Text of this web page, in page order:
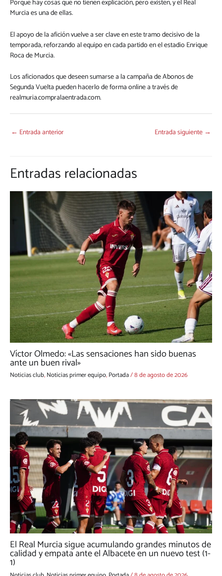
Porque hay cosas que no tienen explicación, pero existen, y el Real
Murcia es una de ellas.
El apoyo de la afición vuelve a ser clave en este tramo decisivo de la
temporada, reforzando al equipo en cada partido en el estadio Enrique
Roca de Murcia.
Los aficionados que deseen sumarse a la campaña de Abonos de
Segunda Vuelta pueden hacerlo de forma online a través de
realmuria.compralaentrada.com.
← Entrada anterior Entrada siguiente →
Entradas relacionadas
Víctor Olmedo: «Las sensaciones han sido buenas
ante un buen rival»
Noticias club,Noticias primer equipo,Portada/8 de agosto de 2026
El Real Murcia sigue acumulando grandes minutos de
calidad y empata ante el Albacete en un nuevo test (1-
1)